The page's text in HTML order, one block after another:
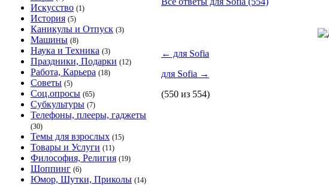
Искусство (1)
История (5)
Каникулы и Отпуск (3)
Машины (8)
Наука и Техника (3)
Праздники, Подарки (12)
Работа, Карьера (18)
Советы (5)
Соц.опросы (65)
Субкультуры (7)
Телефоны, плееры, гаджеты
(30)
Темы для взрослых (15)
Товары и Услуги (11)
Философия, Религия (19)
Шоппинг (6)
Юмор, Шутки, Приколы (14)
← для Sofia
для Sofia →
(550 из 554)